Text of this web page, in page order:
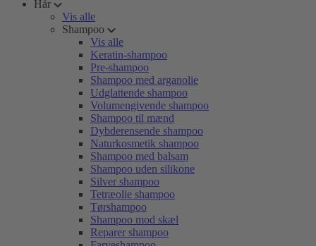
Hår
Vis alle
Shampoo
Vis alle
Keratin-shampoo
Pre-shampoo
Shampoo med arganolie
Udglattende shampoo
Volumengivende shampoo
Shampoo til mænd
Dybderensende shampoo
Naturkosmetik shampoo
Shampoo med balsam
Shampoo uden silikone
Silver shampoo
Tetræolie shampoo
Tørshampoo
Shampoo mod skæl
Reparer shampoo